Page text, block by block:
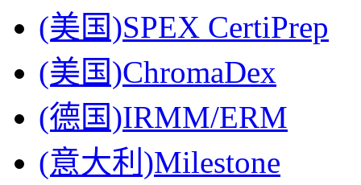
(美国)SPEX CertiPrep
(美国)ChromaDex
(德国)IRMM/ERM
(意大利)Milestone